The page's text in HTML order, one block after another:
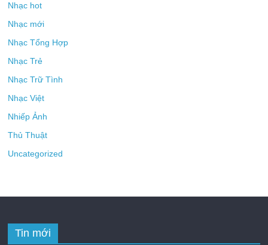
Nhạc hot
Nhạc mới
Nhạc Tổng Hợp
Nhạc Trẻ
Nhạc Trữ Tình
Nhạc Việt
Nhiếp Ảnh
Thủ Thuật
Uncategorized
Tin mới